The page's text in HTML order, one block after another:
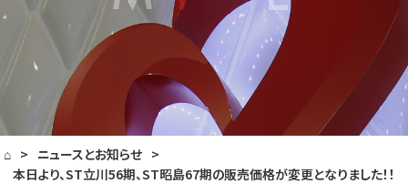
⌂ > ニュースとお知らせ >
本日より、ST立川56期、ST昭島67期の販売価格が変更となりました！！